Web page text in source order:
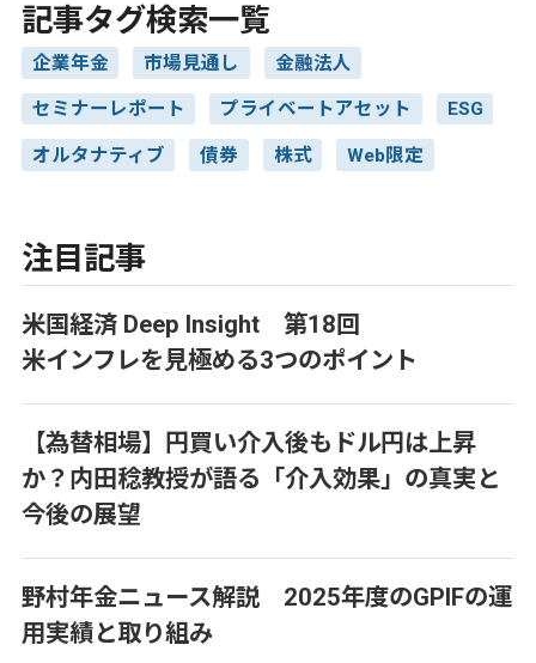
記事タグ検索一覧
企業年金 市場見通し 金融法人
セミナーレポート プライベートアセット ESG
オルタナティブ 債券 株式 Web限定
注目記事
米国経済 Deep Insight 第18回
米インフレを見極める3つのポイント
【為替相場】円買い介入後もドル円は上昇
か？内田稔教授が語る「介入効果」の真実と
今後の展望
野村年金ニュース解説 2025年度のGPIFの運
用実績と取り組み